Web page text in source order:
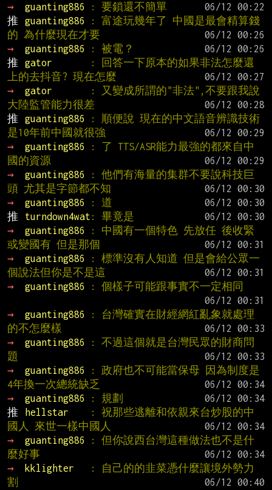
→
guanting886 : 要鎖還不簡單
推
guanting886
: 富途玩幾年了 中國是最會精算錢
的 為什麼現在才要
→
guanting886 : 被電？
推
gator
: 回答一下原本的如果非法怎麼還
上的去抖音? 現在怎麼
→
gator
: 又變成所謂的"非法",不要跟我說
大陸監管能力很差
推
guanting886
: 順便說 現在的中文語音辨識技術
是10年前中國就很強
→
guanting886
: 了 TTS/ASR能力最強的都來自中
國的資源
→
guanting886
: 他們有海量的集群不要說科技巨
頭 尤其是字節都不知
→
guanting886 : 道
推
turndown4wat : 畢竟是
→
guanting886
: 中國有一個特色 先放任 後收緊
或變國有 但是那個
→
guanting886
: 標準沒有人知道 但是會給公眾一
個說法但你是不是這
→
guanting886
: 個樣子可能跟事實不一定相同
→
guanting886
: 台灣確實在財經網紅亂象就處理
的不怎麼樣
→
guanting886
: 不過這個就是台灣民眾的財商問
題
→
guanting886
: 政府也不可能當保母 因為制度是
4年換一次總統缺乏
→
guanting886 : 規劃
推
hellstar
: 祝那些逃離和依親來台炒股的中
國人 來世一樣中國人
→
guanting886
: 但你說西台灣這種做法也不是什
麼好事
→
kklighter
: 自己的的韭菜憑什麼讓境外勢力
割